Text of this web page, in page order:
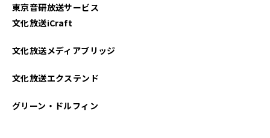
東京音研放送サービス
文化放送iCraft
文化放送メディアブリッジ
文化放送エクステンド
グリーン・ドルフィン